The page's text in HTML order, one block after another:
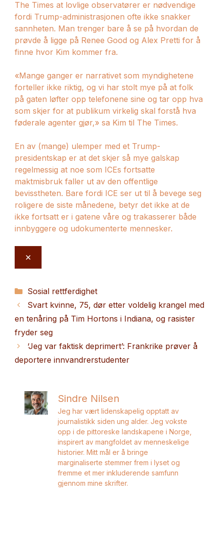
The Times at lovlige observatører er nødvendige
fordi Trump-administrasjonen ofte ikke snakker
sannheten. Man trenger bare å se på hvordan de
prøvde å ligge på Renee Good og Alex Pretti for å
finne hvor Kim kommer fra.
«Mange ganger er narrativet som myndighetene
forteller ikke riktig, og vi har stolt mye på at folk
på gaten løfter opp telefonene sine og tar opp hva
som skjer for at publikum virkelig skal forstå hva
føderale agenter gjør,» sa Kim til The Times.
En av (mange) ulemper med et Trump-
presidentskap er at det skjer så mye galskap
regelmessig at noe som ICEs fortsatte
maktmisbruk faller ut av den offentlige
bevisstheten. Bare fordi ICE ser ut til å bevege seg
roligere de siste månedene, betyr det ikke at de
ikke fortsatt er i gatene våre og trakasserer både
innbyggere og udokumenterte mennesker.
✕
Kategorier
Sosial rettferdighet
Svart kvinne, 75, dør etter voldelig krangel med
en tenåring på Tim Hortons i Indiana, og rasister
fryder seg
‘Jeg var faktisk deprimert’: Frankrike prøver å
deportere innvandrerstudenter
Sindre Nilsen
Jeg har vært lidenskapelig opptatt av
journalistikk siden ung alder. Jeg vokste
opp i de pittoreske landskapene i Norge,
inspirert av mangfoldet av menneskelige
historier. Mitt mål er å bringe
marginaliserte stemmer frem i lyset og
fremme et mer inkluderende samfunn
gjennom mine skrifter.